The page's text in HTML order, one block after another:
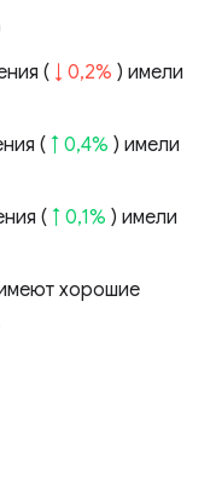
( ↓ 0,2% ) имели
( ↑ 0,4% ) имели
( ↑ 0,1% ) имели
хорошие